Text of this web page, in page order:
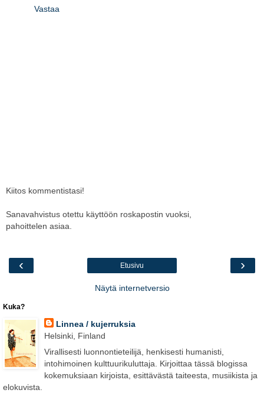
Vastaa
Kiitos kommentistasi!
Sanavahvistus otettu käyttöön roskapostin vuoksi,
pahoittelen asiaa.
‹ ›
Etusivu
Näytä internetversio
Kuka?
Linnea / kujerruksia
Helsinki, Finland
Virallisesti luonnontieteilijä, henkisesti humanisti,
intohimoinen kulttuurikuluttaja. Kirjoittaa tässä blogissa
kokemuksiaan kirjoista, esittävästä taiteesta, musiikista ja
elokuvista.